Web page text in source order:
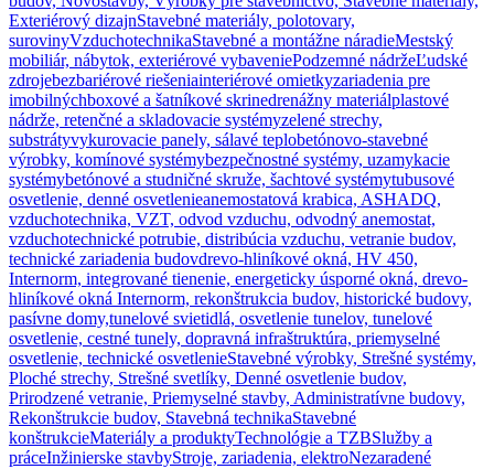
Exteriérový dizajnStavebné materiály, polotovary,
surovinyVzduchotechnikaStavebné a montážne náradieMestský
mobiliár, nábytok, exteriérové vybaveniePodzemné nádržeĽudské
zdrojebezbariérové riešeniainteriérové omietkyzariadenia pre
imobilnýchboxové a šatníkové skrinedrenážny materiálplastové
nádrže, retenčné a skladovacie systémyzelené strechy,
substrátyvykurovacie panely, sálavé teplobetónovo-stavebné
výrobky, komínové systémybezpečnostné systémy, uzamykacie
systémybetónové a studničné skruže, šachtové systémytubusové
osvetlenie, denné osvetlenieanemostatová krabica, ASHADQ,
vzduchotechnika, VZT, odvod vzduchu, odvodný anemostat,
vzduchotechnické potrubie, distribúcia vzduchu, vetranie budov,
technické zariadenia budovdrevo-hliníkové okná, HV 450,
Internorm, integrované tienenie, energeticky úsporné okná, drevo-
hliníkové okná Internorm, rekonštrukcia budov, historické budovy,
pasívne domy,tunelové svietidlá, osvetlenie tunelov, tunelové
osvetlenie, cestné tunely, dopravná infraštruktúra, priemyselné
osvetlenie, technické osvetlenieStavebné výrobky, Strešné systémy,
Ploché strechy, Strešné svetlíky, Denné osvetlenie budov,
Prirodzené vetranie, Priemyselné stavby, Administratívne budovy,
Rekonštrukcie budov, Stavebná technikaStavebné
konštrukcieMateriály a produktyTechnológie a TZBSlužby a
práceInžinierske stavbyStroje, zariadenia, elektroNezaradené